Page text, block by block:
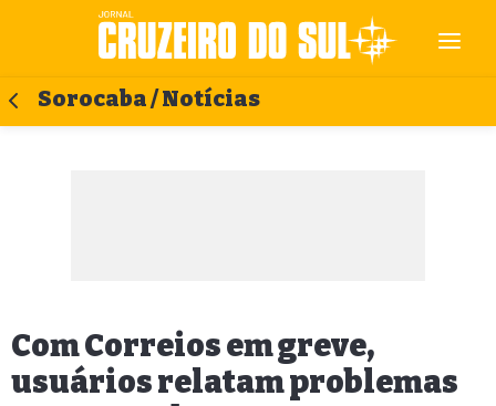
Sorocaba / Notícias
Com Correios em greve,
usuários relatam problemas